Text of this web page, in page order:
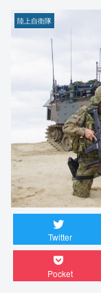
陸上自衛隊
Twitter
Pocket